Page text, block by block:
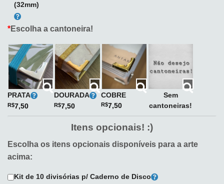
(32mm)
*Escolha a cantoneira!
PRATA
R$7,50
DOURADA
R$7,50
COBRE
R$7,50
Sem
cantoneiras!
Itens opcionais! :)
Escolha os itens opcionais disponíveis para a arte
acima:
Kit de 10 divisórias p/ Caderno de Disco